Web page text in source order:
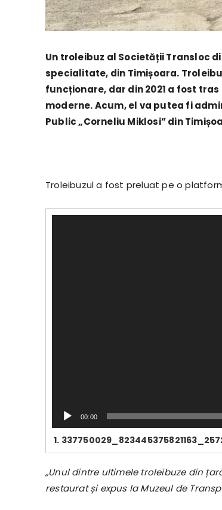
Un troleibuz al Societății Transloc
specialitate, din Timișoara.
funcționare, dar din 2021 a fost
moderne. Acum, el va putea fi
Public „Corneliu Miklosi” din
Troleibuzul a fost preluat pe o
00:00
1.
„Unul dintre ultimele troleibuze din
restaurat și expus la Muzeul de